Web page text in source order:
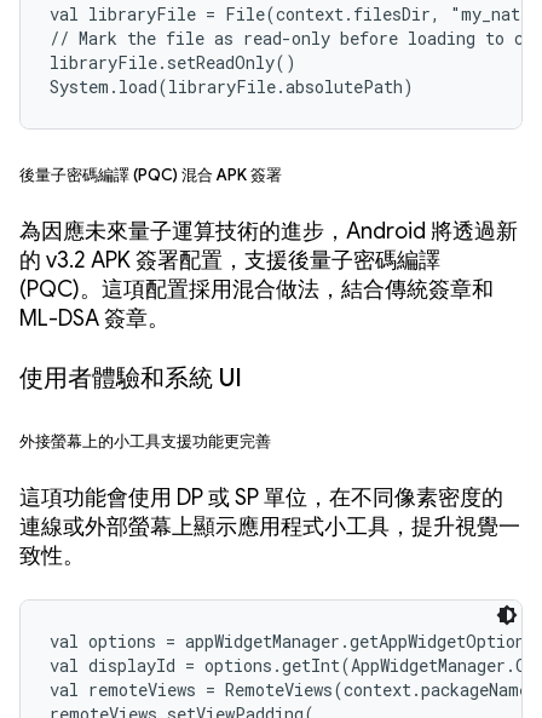
val libraryFile = File(context.filesDir,
// Mark the file as read-only before loading to
libraryFile.setReadOnly()
System.load(libraryFile.absolutePath)
後量子密碼編譯 (PQC) 混合 APK 簽署
為因應未來量子運算技術的進步，Android 將透過新
的 v3.2 APK 簽署配置，支援後量子密碼編譯
(PQC)。這項配置採用混合做法，結合傳統簽章和
ML-DSA 簽章。
使用者體驗和系統 UI
外接螢幕上的小工具支援功能更完善
這項功能會使用 DP 或 SP 單位，在不同像素密度的
連線或外部螢幕上顯示應用程式小工具，提升視覺一
致性。
val options =
val displayId =
val remoteViews =